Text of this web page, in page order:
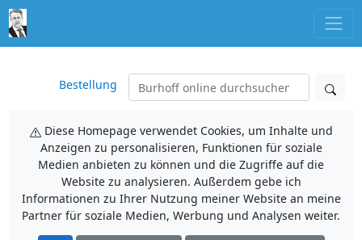
Bestellung
Diese Homepage verwendet Cookies, um Inhalte und
Anzeigen zu personalisieren, Funktionen für soziale
Medien anbieten zu können und die Zugriffe auf die
Website zu analysieren. Außerdem gebe ich
Informationen zu Ihrer Nutzung meiner Website an meine
Partner für soziale Medien, Werbung und Analysen weiter.